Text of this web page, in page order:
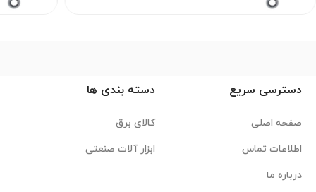
دسترسی سریع
صفحه اصلی
اطلاعات تماس
درباره ما
دسته بندی ها
کالای برق
ابزار آلات صنعتی